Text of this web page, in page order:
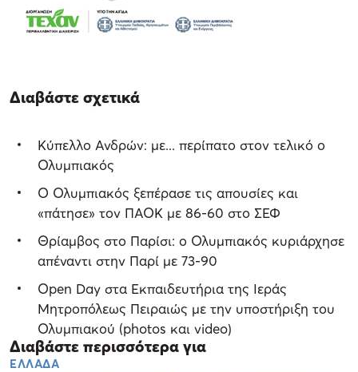
Διαβάστε σχετικά
Κύπελλο Ανδρών: με... περίπατο στον τελικό ο
Ολυμπιακός
Ο Ολυμπιακός ξεπέρασε τις απουσίες και
«πάτησε» τον ΠΑΟΚ με 86-60 στο ΣΕΦ
Θρίαμβος στο Παρίσι: ο Ολυμπιακός κυριάρχησε
απέναντι στην Παρί με 73-90
Open Day στα Εκπαιδευτήρια της Ιεράς
Μητροπόλεως Πειραιώς με την υποστήριξη του
Ολυμπιακού (photos και video)
Διαβάστε περισσότερα για
ΕΛΛΑΔΑ